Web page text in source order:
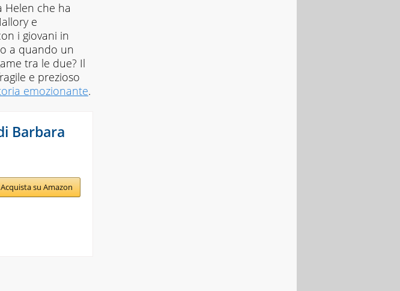
Helen che ha
e
i giovani in
a quando un
tra le due? Il
e prezioso
emozionante.
Barbara
Acquista su Amazon